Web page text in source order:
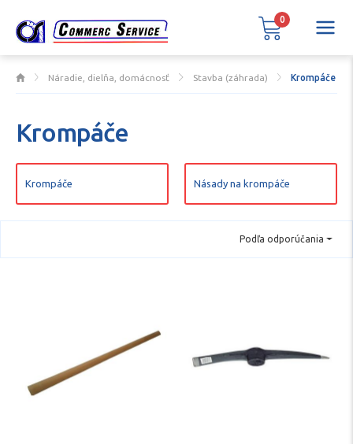
Náradie, dielňa, domácnosť Stavba (záhrada) Krompáče
Krompáče
Krompáče Násady na krompáče
Podľa odporúčania
0